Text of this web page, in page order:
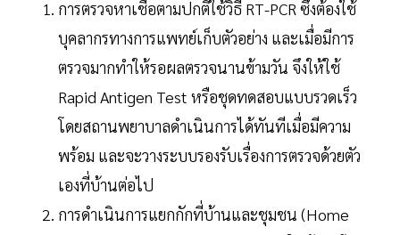
การตรวจหาเชื้อตามปกติใช้วิธี RT-PCR ซึ่งต้องใช้
บุคลากรทางการแพทย์เก็บตัวอย่าง และเมื่อมีการ
ตรวจมากทำให้รอผลตรวจนานข้ามวัน จึงให้ใช้
Rapid Antigen Test หรือชุดทดสอบแบบรวดเร็ว
โดยสถานพยาบาลดำเนินการได้ทันทีเมื่อมีความ
พร้อม และจะวางระบบรองรับเรื่องการตรวจด้วยตัว
เองที่บ้านต่อไป
การดำเนินการแยกกักที่บ้านและชุมชน (Home